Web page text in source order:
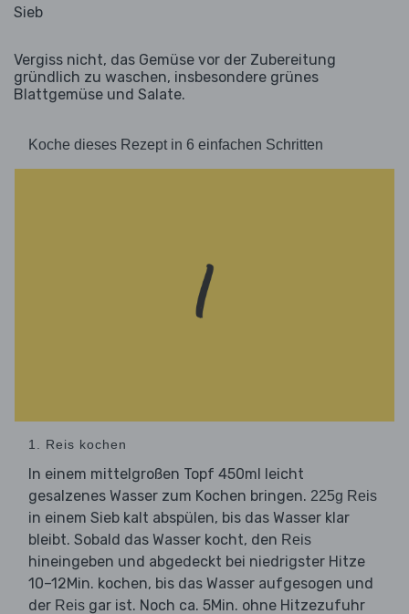
Sieb
Vergiss nicht, das Gemüse vor der Zubereitung
gründlich zu waschen, insbesondere grünes
Blattgemüse und Salate.
Koche dieses Rezept in 6 einfachen Schritten
1. Reis kochen
In einem mittelgroßen Topf 450ml leicht
gesalzenes Wasser zum Kochen bringen. 225g Reis
in einem Sieb kalt abspülen, bis das Wasser klar
bleibt. Sobald das Wasser kocht, den Reis
hineingeben und abgedeckt bei niedrigster Hitze
10–12Min. kochen, bis das Wasser aufgesogen und
der Reis gar ist. Noch ca. 5Min. ohne Hitzezufuhr